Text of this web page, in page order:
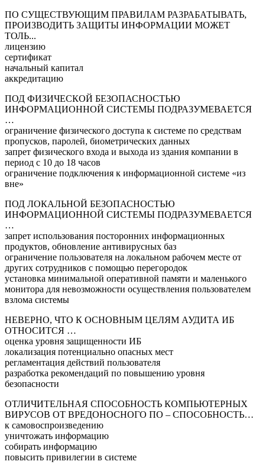
ПО СУЩЕСТВУЮЩИМ ПРАВИЛАМ РАЗРАБАТЫВАТЬ,
ПРОИЗВОДИТЬ ЗАЩИТЫ ИНФОРМАЦИИ МОЖЕТ
ТОЛЬ...
лицензию
сертификат
начальный капитал
аккредитацию
ПОД ФИЗИЧЕСКОЙ БЕЗОПАСНОСТЬЮ
ИНФОРМАЦИОННОЙ СИСТЕМЫ ПОДРАЗУМЕВАЕТСЯ
…
ограничение физического доступа к системе по средствам
пропусков, паролей, биометрических данных
запрет физического входа и выхода из здания компании в
период с 10 до 18 часов
ограничение подключения к информационной системе «из
вне»
ПОД ЛОКАЛЬНОЙ БЕЗОПАСНОСТЬЮ
ИНФОРМАЦИОННОЙ СИСТЕМЫ ПОДРАЗУМЕВАЕТСЯ
…
запрет использования посторонних информационных
продуктов, обновление антивирусных баз
ограничение пользователя на локальном рабочем месте от
других сотрудников с помощью перегородок
установка минимальной оперативной памяти и маленького
монитора для невозможности осуществления пользователем
взлома системы
НЕВЕРНО, ЧТО К ОСНОВНЫМ ЦЕЛЯМ АУДИТА ИБ
ОТНОСИТСЯ …
оценка уровня защищенности ИБ
локализация потенциально опасных мест
регламентация действий пользователя
разработка рекомендаций по повышению уровня
безопасности
ОТЛИЧИТЕЛЬНАЯ СПОСОБНОСТЬ КОМПЬЮТЕРНЫХ
ВИРУСОВ ОТ ВРЕДОНОСНОГО ПО – СПОСОБНОСТЬ…
к самовоспроизведению
уничтожать информацию
собирать информацию
повысить привилегии в системе